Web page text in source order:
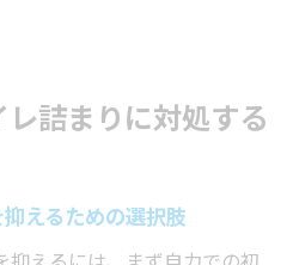
詰まりに対処する
えるための選択肢